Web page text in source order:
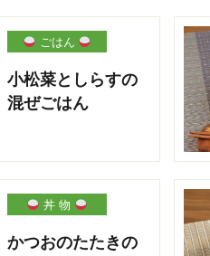
ごはん
小松菜としらすの
混ぜごはん
丼 物
かつおのたたきの